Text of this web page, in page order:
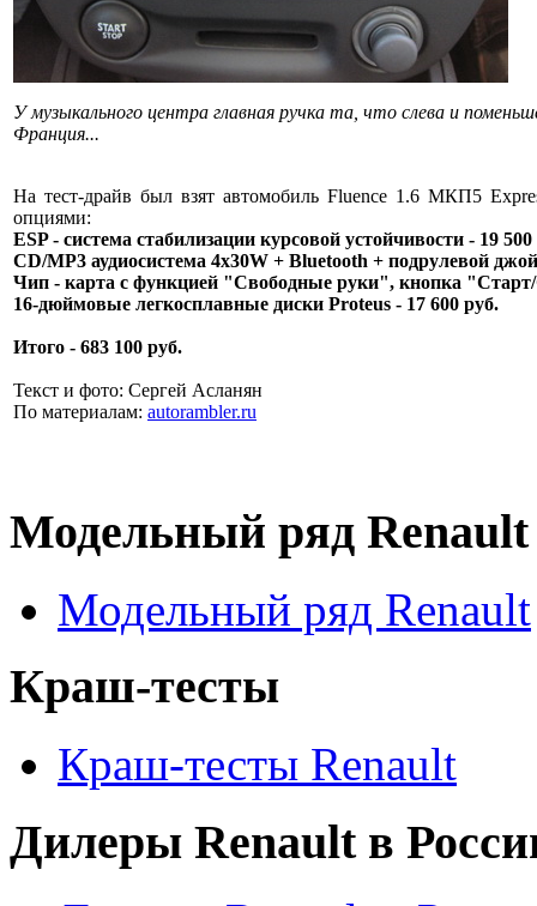
У музыкального центра главная ручка та, что слева и
Франция...
На тест-драйв был взят автомобиль Fluence 1.6 МКП5
опциями:
ESP - система стабилизации курсовой устойчивости - 19 500
CD/MP3 аудиосистема 4х30W + Bluetooth + подрулевой
Чип - карта с функцией "Свободные руки", кнопка
16-дюймовые легкосплавные диски Proteus - 17 600 руб.
Итого - 683 100 руб.
Текст и фото: Сергей Асланян
По материалам: autorambler.ru
Модельный ряд Renault
Модельный ряд Renault
Краш-тесты
Краш-тесты Renault
Дилеры Renault в